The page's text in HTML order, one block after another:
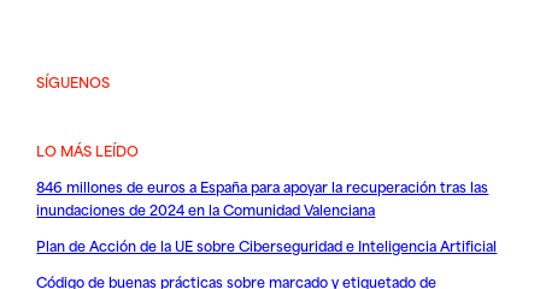
SÍGUENOS
LO MÁS LEÍDO
846 millones de euros a España para apoyar la recuperación tras las
inundaciones de 2024 en la Comunidad Valenciana
Plan de Acción de la UE sobre Ciberseguridad e Inteligencia Artificial
Código de buenas prácticas sobre marcado y etiquetado de